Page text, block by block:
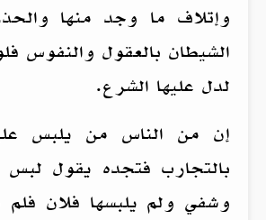
وإتلاف ما وجد منها
الشيطان بالعقول والنفوس
لدل عليها الشرع.
إن من الناس من يلبس
بالتجارب فتجده يقول لبس
وشفي ولم يلبسها فلان